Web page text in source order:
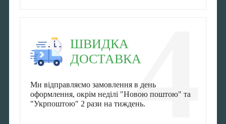
4
ШВИДКА
ДОСТАВКА
Ми відправляємо замовлення в день
оформлення, окрім неділі "Новою поштою" та
"Укрпоштою" 2 рази на тиждень.